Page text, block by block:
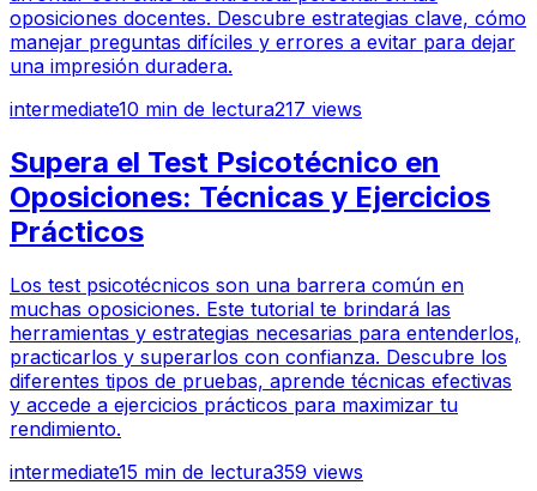
oposiciones docentes. Descubre estrategias clave, cómo
manejar preguntas difíciles y errores a evitar para dejar
una impresión duradera.
intermediate10 min de lectura217 views
Supera el Test Psicotécnico en
Oposiciones: Técnicas y Ejercicios
Prácticos
Los test psicotécnicos son una barrera común en
muchas oposiciones. Este tutorial te brindará las
herramientas y estrategias necesarias para entenderlos,
practicarlos y superarlos con confianza. Descubre los
diferentes tipos de pruebas, aprende técnicas efectivas
y accede a ejercicios prácticos para maximizar tu
rendimiento.
intermediate15 min de lectura359 views